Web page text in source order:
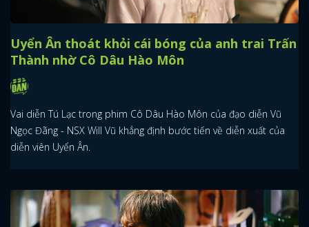
Uyển Ân thoát khỏi cái bóng của anh trai Trấn
Thành nhờ Cô Dâu Hào Môn
Vai diễn Tú Lạc trong phim Cô Dâu Hào Môn của đạo diễn Vũ
Ngọc Đãng - NSX Will Vũ khẳng định bước tiến về diễn xuất của
diễn viên Uyển Ân.